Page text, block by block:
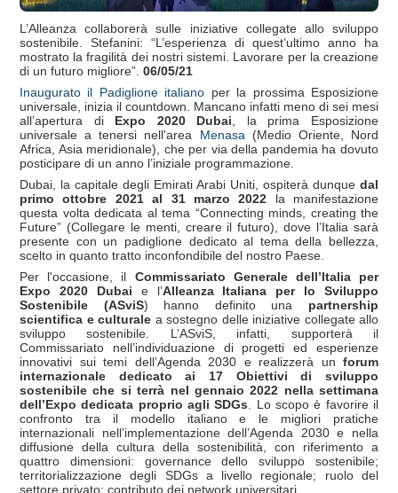
L’Alleanza collaborerà sulle iniziative collegate allo sviluppo
sostenibile. Stefanini: “L’esperienza di quest’ultimo anno ha
mostrato la fragilità dei nostri sistemi. Lavorare per la creazione
di un futuro migliore”. 06/05/21
Inaugurato il Padiglione italiano per la prossima Esposizione
universale, inizia il countdown. Mancano infatti meno di sei mesi
all’apertura di Expo 2020 Dubai, la prima Esposizione
universale a tenersi nell'area Menasa(Medio Oriente, Nord
Africa, Asia meridionale), che per via della pandemia ha dovuto
posticipare di un anno l’iniziale programmazione.
Dubai, la capitale degli Emirati Arabi Uniti, ospiterà dunque dal
primo ottobre 2021 al 31 marzo 2022 la manifestazione
questa volta dedicata al tema “Connecting minds, creating the
Future” (Collegare le menti, creare il futuro), dove l’Italia sarà
presente con un padiglione dedicato al tema della bellezza,
scelto in quanto tratto inconfondibile del nostro Paese.
Per l'occasione, il Commissariato Generale dell’Italia per
Expo 2020 Dubai e l’Alleanza Italiana per lo Sviluppo
Sostenibile (ASviS) hanno definito una partnership
scientifica e culturale a sostegno delle iniziative collegate allo
sviluppo sostenibile. L’ASviS, infatti, supporterà il
Commissariato nell’individuazione di progetti ed esperienze
innovativi sui temi dell’Agenda 2030 e realizzerà un forum
internazionale dedicato ai 17 Obiettivi di sviluppo
sostenibile che si terrà nel gennaio 2022 nella settimana
dell’Expo dedicata proprio agli SDGs. Lo scopo è favorire il
confronto tra il modello italiano e le migliori pratiche
internazionali nell’implementazione dell’Agenda 2030 e nella
diffusione della cultura della sostenibilità, con riferimento a
quattro dimensioni: governance dello sviluppo sostenibile;
territorializzazione degli SDGs a livello regionale; ruolo del
settore privato; contributo dei network universitari.